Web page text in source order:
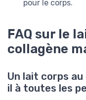
pour le corps.
FAQ sur le
collagène
Un lait corps
il à toutes les